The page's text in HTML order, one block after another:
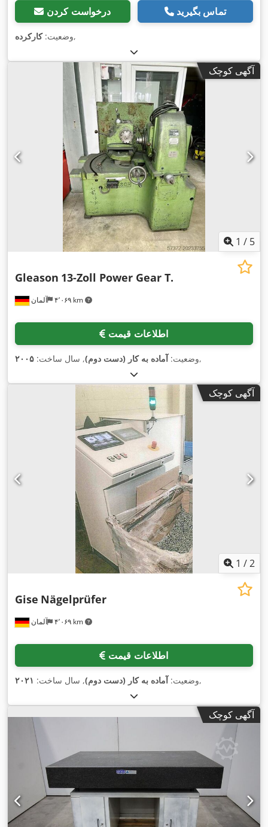
درخواست کردن تماس بگیرید
وضعیت:کارکرده ,
آگهی کوچک
1 / 5
آلمان ۴٬۰۶۹ km
Gleason 13-Zoll Power Gear T.
اطلاعات قیمت
وضعیت:آماده به کار (دست دوم), سال ساخت: ۲۰۰۵ ,
آگهی کوچک
1 /2
آلمان ۴٬۰۶۹ km
Gise Nägelprüfer
اطلاعات قیمت
وضعیت: آماده به کار (دست دوم), سال ساخت: ۲۰۲۱ ,
آگهی کوچک